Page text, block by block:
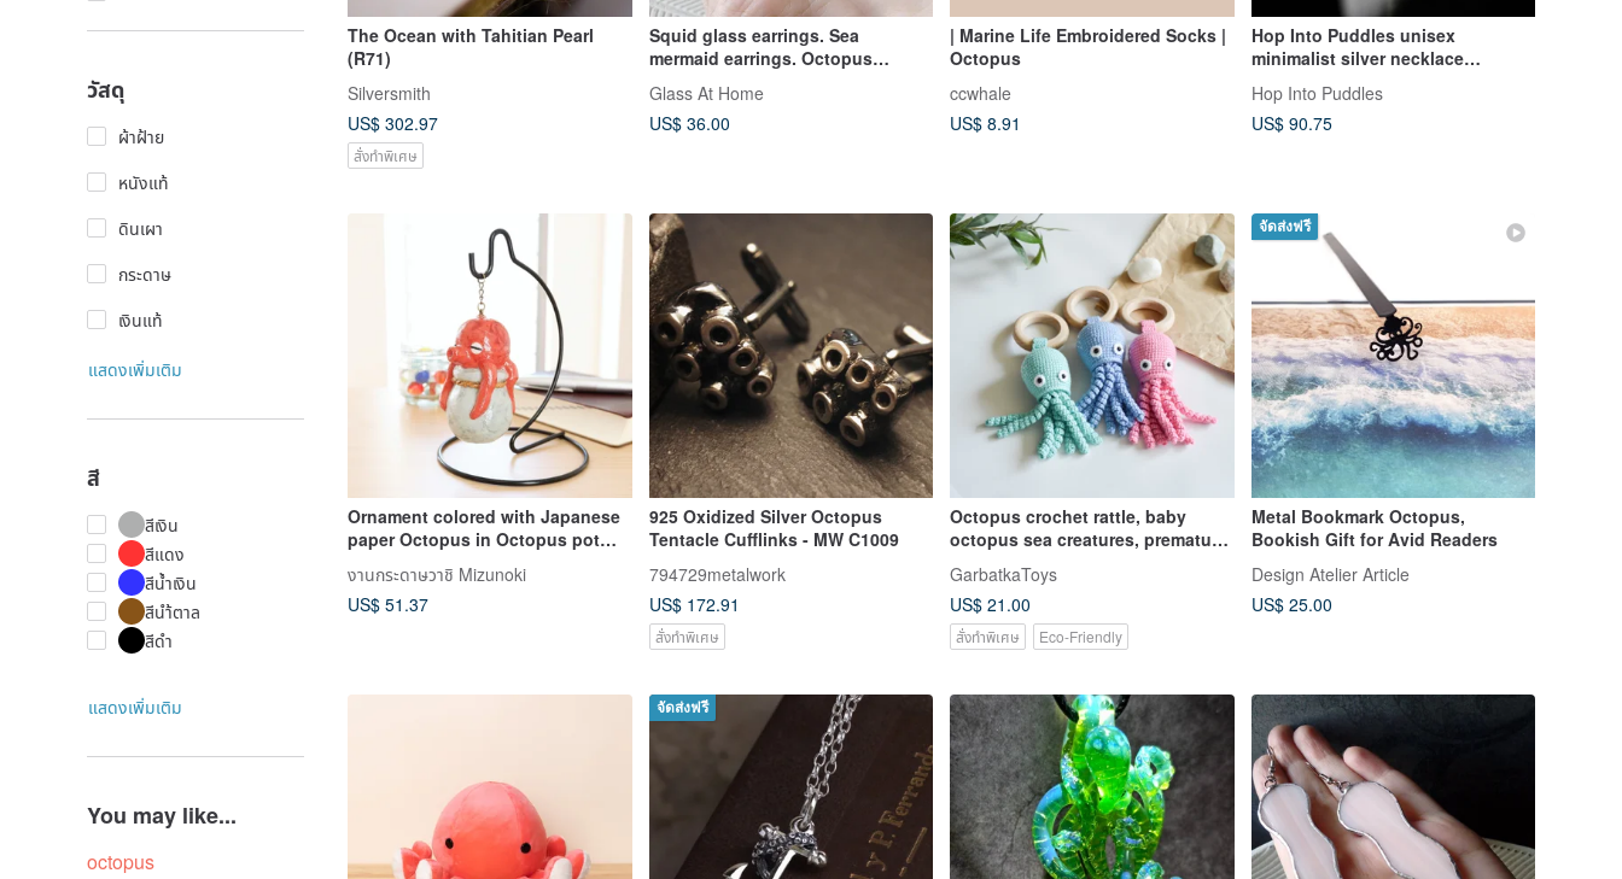
วัสดุ
ผ้าฝ้าย
หนังแท้
ดินเผา
กระดาษ
เงินแท้
แสดงเพิ่มเติม
สี
สีเงิน
สีแดง
สีน้ำเงิน
สีนำ้ตาล
สีดำ
แสดงเพิ่มเติม
You may like...
octopus
The Ocean with Tahitian Pearl
(R71)
Silversmith
US$ 302.97
สั่งทำพิเศษ
Squid glass earrings. Sea
mermaid earrings. Octopus
Glass At Home
US$ 36.00
| Marine Life Embroidered Socks |
Octopus
ccwhale
US$ 8.91
Hop Into Puddles unisex
minimalist silver necklace
Octopus
Hop Into Puddles
US$ 90.75
Ornament colored with Japanese
paper Octopus in Octopus pot
งานกระดาษวาชิ Mizunoki
US$ 51.37
925 Oxidized Silver Octopus
Tentacle Cufflinks - MW C1009
794729metalwork
US$ 172.91
สั่งทำพิเศษ
Octopus crochet rattle, baby
octopus sea creatures, premature
GarbatkaToys
US$ 21.00
สั่งทำพิเศษ Eco-Friendly
จัดส่งฟรี
Metal Bookmark Octopus,
Bookish Gift for Avid Readers
Design Atelier Article
US$ 25.00
จัดส่งฟรี